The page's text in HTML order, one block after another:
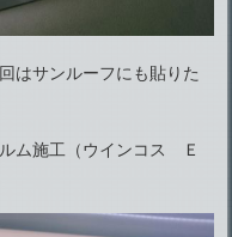
はサンルーフにも貼りた
ム施工（ウインコス Ｅ